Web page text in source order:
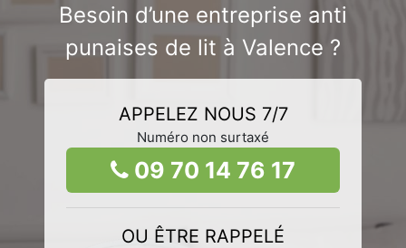
Besoin d’une entreprise anti
punaises de lit à Valence ?
APPELEZ NOUS 7/7
Numéro non surtaxé
09 70 14 76 17
OU ÊTRE RAPPELÉ